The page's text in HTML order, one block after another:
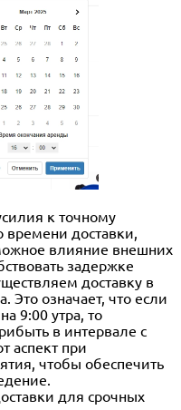
к точному
доставки,
влияние внешних
задержке
доставку в
Это означает, что если
9:00 утра, то
в интервале с
аспект при
чтобы обеспечить
для срочных